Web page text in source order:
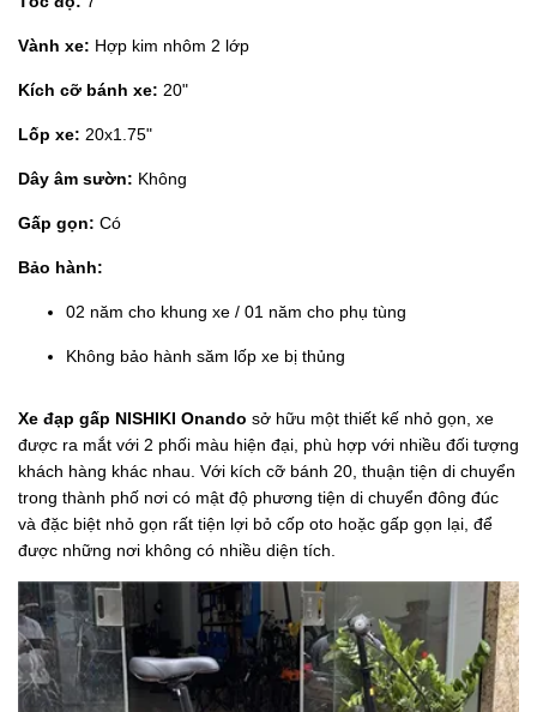
Vành xe: Hợp kim nhôm 2 lớp
Kích cỡ bánh xe: 20"
Lốp xe: 20x1.75"
Dây âm sườn: Không
Gấp gọn: Có
Bảo hành:
02 năm cho khung xe / 01 năm cho phụ tùng
Không bảo hành săm lốp xe bị thủng
Xe đạp gấp NISHIKI Onando sở hữu một thiết kế nhỏ gọn, xe
được ra mắt với 2 phối màu hiện đại, phù hợp với nhiều đối tượng
khách hàng khác nhau. Với kích cỡ bánh 20, thuận tiện di chuyển
trong thành phố nơi có mật độ phương tiện di chuyển đông đúc
và đặc biệt nhỏ gọn rất tiện lợi bỏ cốp oto hoặc gấp gọn lại, để
được những nơi không có nhiều diện tích.